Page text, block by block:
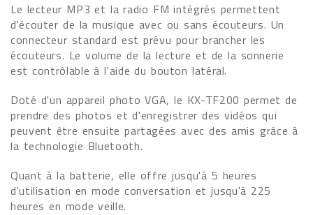
Le lecteur MP3 et la radio FM intégrés permettent
d'écouter de la musique avec ou sans écouteurs. Un
connecteur standard est prévu pour brancher les
écouteurs. Le volume de la lecture et de la sonnerie
est contrôlable à l'aide du bouton latéral.
Doté d'un appareil photo VGA, le KX-TF200 permet de
prendre des photos et d'enregistrer des vidéos qui
peuvent être ensuite partagées avec des amis grâce à
la technologie Bluetooth.
Quant à la batterie, elle offre jusqu'à 5 heures
d'utilisation en mode conversation et jusqu'à 225
heures en mode veille.